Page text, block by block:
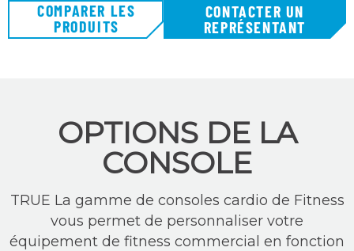
COMPARER LES
PRODUITS
CONTACTER UN
REPRÉSENTANT
OPTIONS DE LA
CONSOLE
TRUE La gamme de consoles cardio de Fitness
vous permet de personnaliser votre
équipement de fitness commercial en fonction